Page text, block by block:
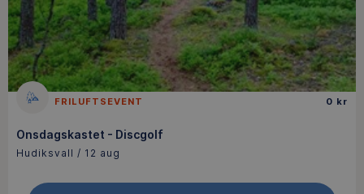
FRILUFTSEVENT 0 kr
Onsdagskastet - Discgolf
Hudiksvall / 12 aug